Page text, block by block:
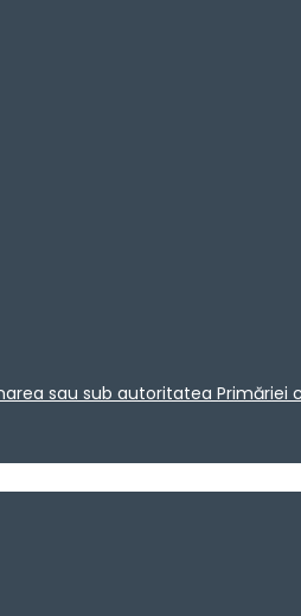
sau sub autoritatea Primăriei